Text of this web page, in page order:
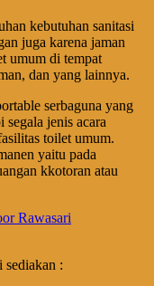
kebutuhan sanitasi
juga karena jaman
umum di tempat
dan yang lainnya.
serbaguna yang
jenis acara
toilet umum.
yaitu pada
kkotoran atau
: